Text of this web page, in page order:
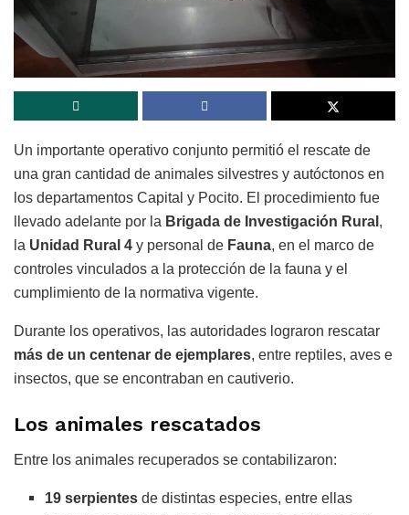
Un importante operativo conjunto permitió el rescate de
una gran cantidad de animales silvestres y autóctonos en
los departamentos Capital y Pocito. El procedimiento fue
llevado adelante por la Brigada de Investigación Rural ,
la Unidad Rural 4 y personal de Fauna, en el marco de
controles vinculados a la protección de la fauna y el
cumplimiento de la normativa vigente.
Durante los operativos, las autoridades lograron rescatar
más de un centenar de ejemplares, entre reptiles, aves e
insectos, que se encontraban en cautiverio.
Los animales rescatados
Entre los animales recuperados se contabilizaron:
19 serpientes de distintas especies, entre ellas